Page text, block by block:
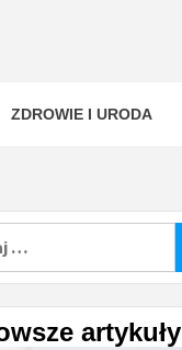
ZDROWIE I URODA
artykuły